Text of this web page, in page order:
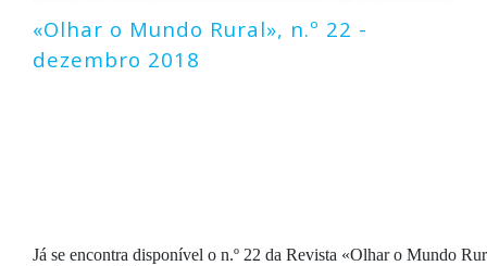
«Olhar o Mundo Rural», n.º 22 -
dezembro 2018
Já se encontra disponível o n.º 22 da Revista «Olhar o Mundo